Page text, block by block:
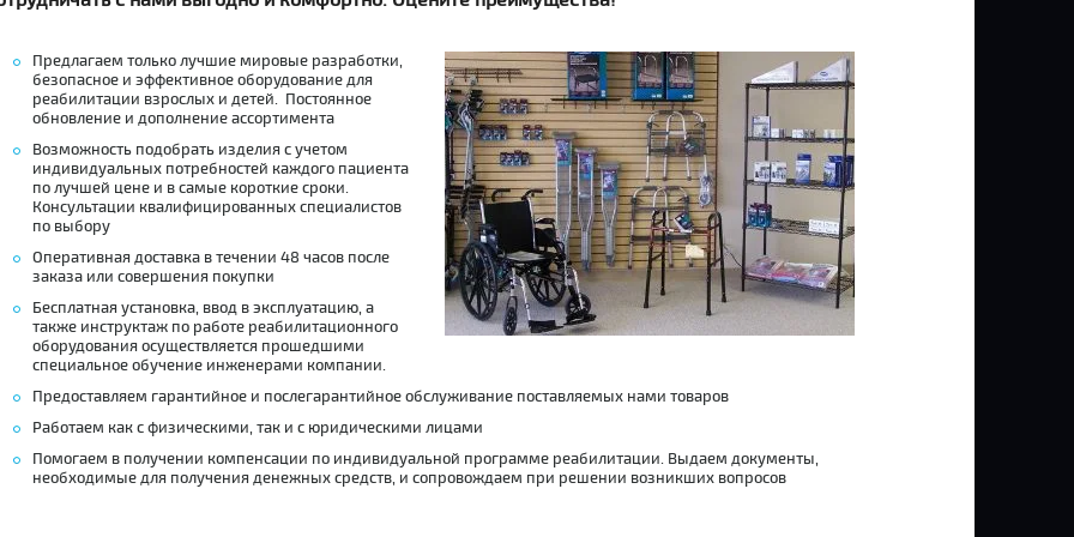
Предлагаем только лучшие мировые разработки,
безопасное и эффективное оборудование для
реабилитации взрослых и детей. Постоянное
обновление и дополнение ассортимента
Возможность подобрать изделия с учетом
индивидуальных потребностей каждого пациента
по лучшей цене и в самые короткие сроки.
Консультации квалифицированных специалистов
по выбору
Оперативная доставка в течении 48 часов после
заказа или совершения покупки
Бесплатная установка, ввод в эксплуатацию, а
также инструктаж по работе реабилитационного
оборудования осуществляется прошедшими
специальное обучение инженерами компании.
Предоставляем гарантийное и послегарантийное обслуживание поставляемых нами товаров
Работаем как с физическими, так и с юридическими лицами
Помогаем в получении компенсации по индивидуальной программе реабилитации. Выдаем документы,
необходимые для получения денежных средств, и сопровождаем при решении возникших вопросов